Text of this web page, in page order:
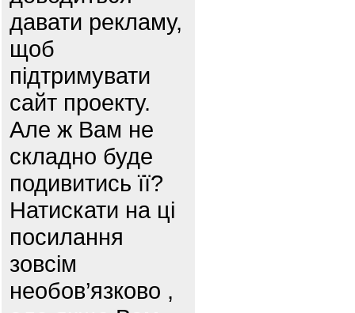
давати рекламу,
щоб
підтримувати
сайт проекту.
Але ж Вам не
складно буде
подивитись її?
Натискати на ці
посилання
зовсім
необов’язково ,